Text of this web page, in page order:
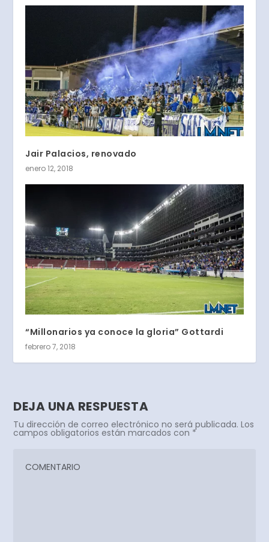
Jair Palacios, renovado
enero 12, 2018
“Millonarios ya conoce la gloria” Gottardi
febrero 7, 2018
DEJA UNA RESPUESTA
Tu dirección de correo electrónico no será publicada. Los
campos obligatorios están marcados con *